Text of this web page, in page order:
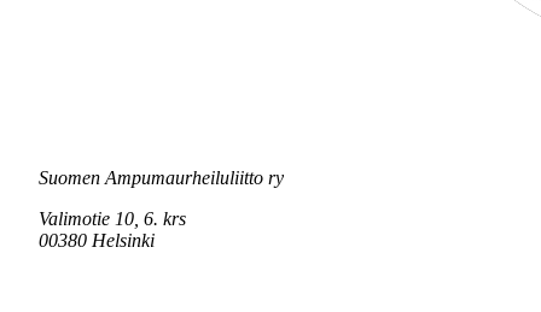
Suomen Ampumaurheiluliitto ry
Valimotie 10, 6. krs
00380 Helsinki